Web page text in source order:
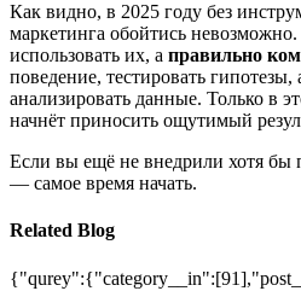
Как видно, в 2025 году без
маркетинга обойтись
использовать их, а правильно
поведение, тестировать
анализировать данные. Только в
начнёт приносить ощутимый
Если вы ещё не внедрили хотя бы
— самое время начать.
Related Blog